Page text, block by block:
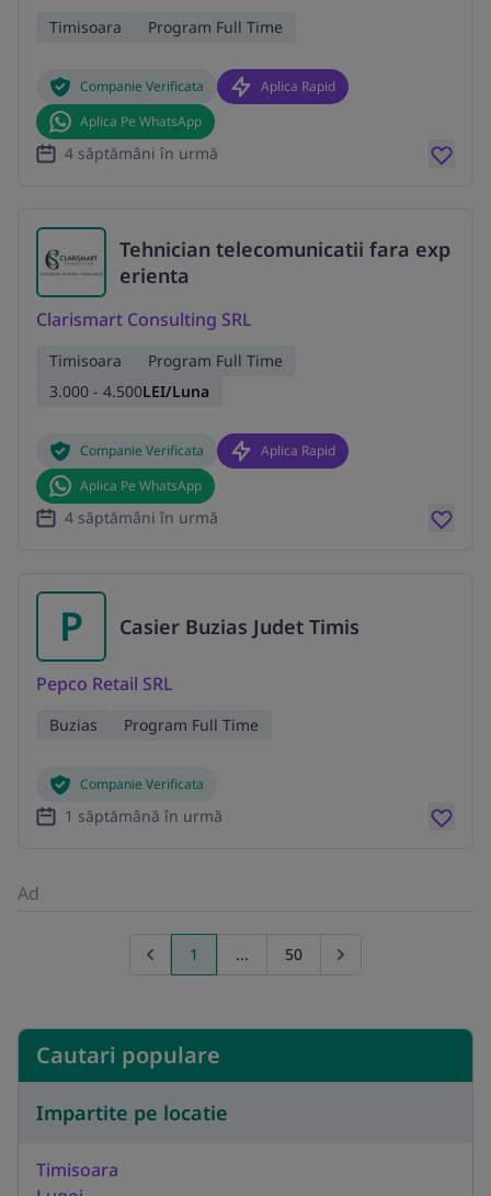
Timisoara Program Full Time
Companie Verificata
Aplica Rapid
Aplica Pe WhatsApp
4 săptămâni în urmă
Tehnician telecomunicatii fara exp
erienta
Clarismart Consulting SRL
Timisoara
Program Full Time
3.000 - 4.500LEI/Luna
Companie Verificata
Aplica Rapid
Aplica Pe WhatsApp
4 săptămâni în urmă
P Casier Buzias Judet Timis
Pepco Retail SRL
Buzias Program Full Time
Companie Verificata
1 săptămână în urmă
Ad
Previous page
1 ... 50 Go to next page
Cautari populare
Impartite pe locatie
Timisoara